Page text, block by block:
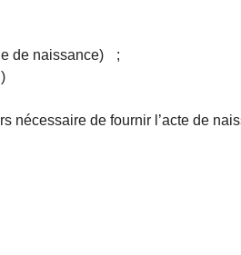
de naissance) ;
nécessaire de fournir l’acte de